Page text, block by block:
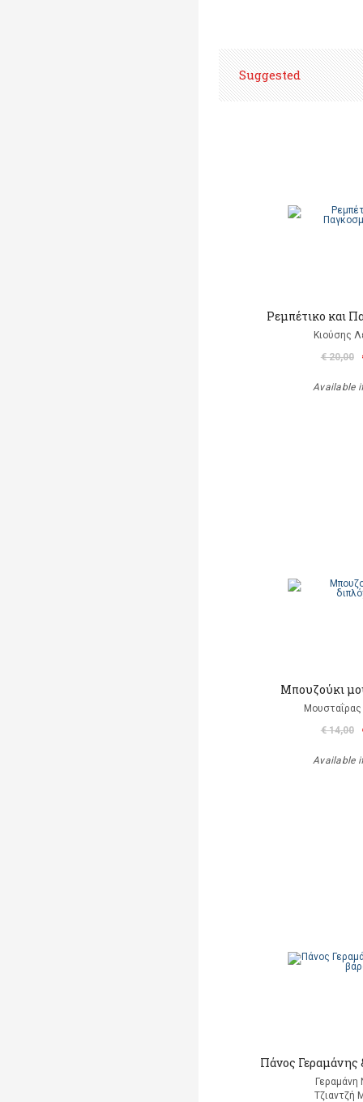
Suggested
Ρεμπέτικο και
Κιούσης
€ 20,00
Available
Μπουζούκι
Μουσταΐρας
€ 14,00
Available
Πάνος Γεραμάνης
Γεραμάνη
Τζιαντζή